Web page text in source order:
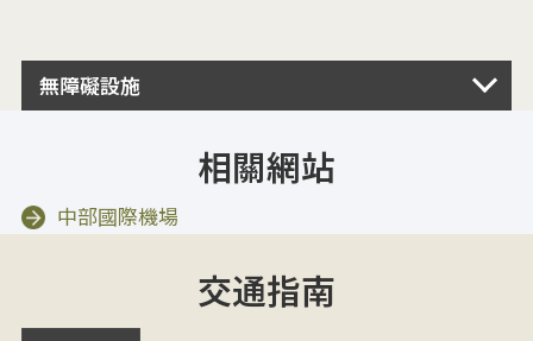
無障礙設施
相關網站
中部國際機場
交通指南